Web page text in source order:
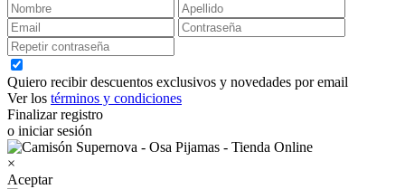
Quiero recibir descuentos exclusivos y novedades por email
Ver los términos y condiciones
Finalizar registro
o iniciar sesión
×
Aceptar